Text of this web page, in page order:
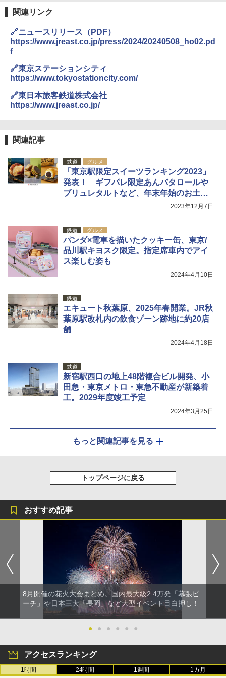
テント ワンタッチ RENEW 幅200 2-3人用 43
500002(88859)
[キャンパーズコレクション 山善] 傘みたいに
広げるだけ パッとサッとテント ブラックコ
ーティング フルクローズ メッシュ 3-4人用
簡単設置 ポップアップテント エクルベージ
[キャンパーズコレクション 山善] 傘みたいに
広げるだけ パッとサッとテント キューブワ
イドプラス ブラックコーティング フルクロ
ーズ メッシュ 5人用 簡単設置 ポップアップ
付き ヒグマ・イノシシ対策 自治体・教育機
関の購入実績 登山・キャンプ・アウトドア・
防災用品 長期保存可能 緊急時用 日本国内発
￥3,680
Across やわらか保冷剤 日本製 固まらない 1
1cm ソフト 2個セット (2個セット)
着替えテント トイレテント 透けない【換気
通気窓付き】収納袋付き UVカット 防水 防災
コンパクト iimono117 (ブルー)
関連リンク
🔗ニュースリリース（PDF）
https://www.jreast.co.jp/press/2024/20240508_ho02.pd
f
🔗東京ステーションシティ
https://www.tokyostationcity.com/
🔗東日本旅客鉄道株式会社
https://www.jreast.co.jp/
関連記事
鉄道 グルメ
「東京駅限定スイーツランキング2023」
発表！ ギフパレ限定あんバタロールや
ブリュレタルトなど、年末年始のお土産
2023年12月7日
鉄道 グルメ
パンダ×電車を描いたクッキー缶、東京/
品川駅キヨスク限定。指定席車内でアイ
ス楽しむ姿も
2024年4月10日
鉄道
エキュート秋葉原、2025年春開業。JR秋
葉原駅改札内の飲食ゾーン跡地に約20店
舗
2024年4月18日
鉄道
新宿駅西口の地上48階複合ビル開発、小
田急・東京メトロ・東急不動産が新築着
工。2029年度竣工予定
2024年3月25日
もっと関連記事を見る
トップページに戻る
おすすめ記事
8月開催の花火大会まとめ。国内最大級2.4万発「幕張ビ
ーチ」や日本三大「長岡」など大型イベント目白押し！
● ● ● ● ● ●
アクセスランキング
1時間 24時間 1週間 1カ月